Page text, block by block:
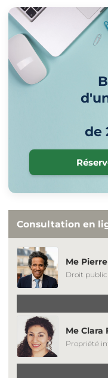
de
Consultation en
Me
Droit public
Me Clara
Propriété